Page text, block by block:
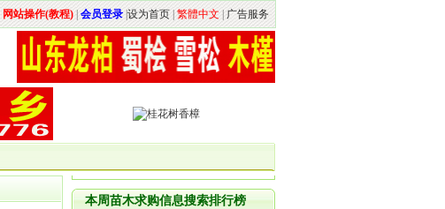
网站操作(教程)|会员登录 设为首页|繁體中文| 广告服务
本周苗木求购信息搜索排行榜